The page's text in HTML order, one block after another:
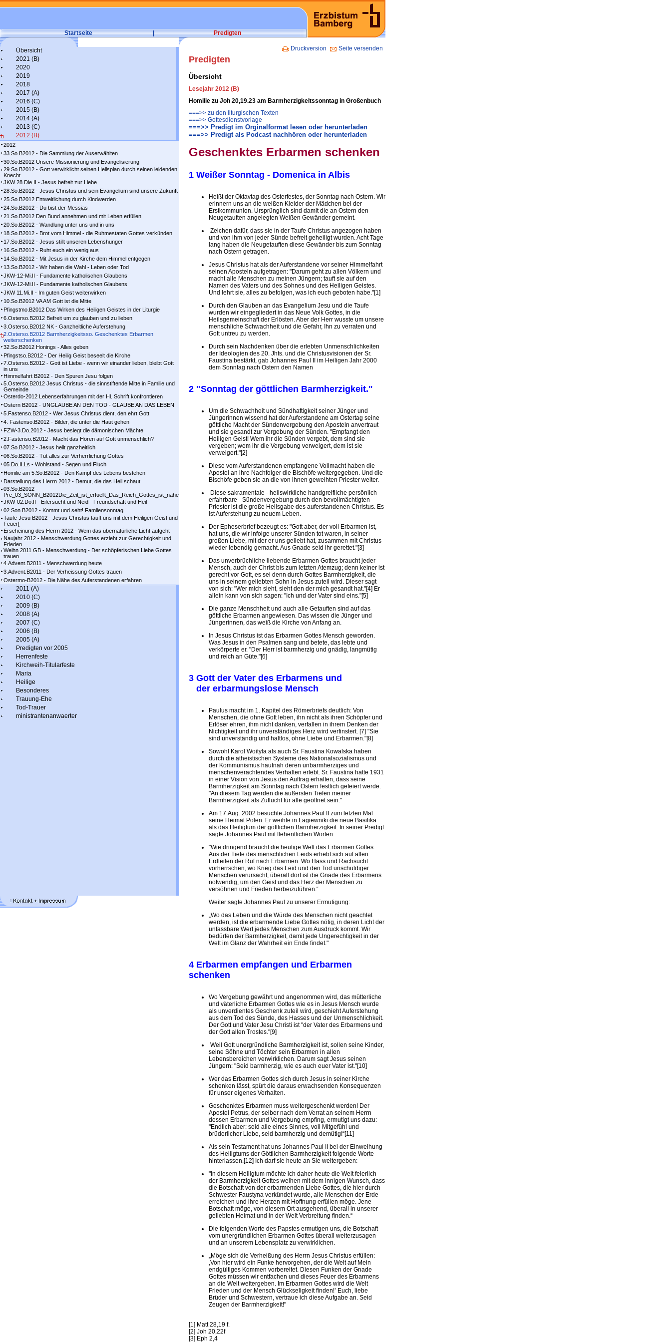
Startseite | Predigten
Übersicht
2021 (B)
2020
2019
2018
2017 (A)
2016 (C)
2015 (B)
2014 (A)
2013 (C)
2012 (B)
2012
33.So.B2012 - Die Sammlung der Auserwählten
30.So.B2012 Unsere Missionierung und Evangelisierung
29.So.B2012 - Gott verwirklicht seinen Heilsplan durch seinen leidenden
Knecht
JKW 28.Die II - Jesus befreit zur Liebe
28.So.B2012 - Jesus Christus und sein Evangelium sind unsere Zukunft
25.So.B2012 Entweltlichung durch Kindwerden
24.So.B2012 - Du bist der Messias
21.So.B2012 Den Bund annehmen und mit Leben erfüllen
20.So.B2012 - Wandlung unter uns und in uns
18.So.B2012 - Brot vom Himmel - die Ruhmestaten Gottes verkünden
17.So.B2012 - Jesus stillt unseren Lebenshunger
16.So.B2012 - Ruht euch ein wenig aus
14.So.B2012 - Mit Jesus in der Kirche dem Himmel entgegen
13.So.B2012 - Wir haben die Wahl - Leben oder Tod
JKW-12-Mi.II - Fundamente katholischen Glaubens
JKW-12-Mi.II - Fundamente katholischen Glaubens
JKW 11.Mi.II - Im guten Geist weiterwirken
10.So.B2012 VA AM Gott ist die Mitte
Pfingstmo.B2012 Das Wirken des Heiligen Geistes in der Liturgie
6.Osterso.B2012 Befreit um zu glauben und zu lieben
3.Osterso.B2012 NK - Ganzheitliche Auferstehung
2.Osterso.B2012 Barmherzigkeitsso. Geschenktes Erbarmen
weiterschenken
32.So.B2012 Honings - Alles geben
Pfingstso.B2012 - Der Heilig Geist beseelt die Kirche
7.Osterso.B2012 - Gott ist Liebe - wenn wir einander lieben, bleibt Gott
in uns
Himmelfahrt B2012 - Den Spuren Jesu folgen
5.Osterso.B2012 Jesus Christus - die sinnstiftende Mitte in Familie und
Gemeinde
Osterdo-2012 Lebenserfahrungen mit der Hl. Schrift konfrontieren
Ostern B2012 - UNGLAUBE AN DEN TOD - GLAUBE AN DAS LEBEN
5.Fastenso.B2012 - Wer Jesus Christus dient, den ehrt Gott
4. Fastenso.B2012 - Bilder, die unter die Haut gehen
FZW-3.Do.2012 - Jesus besiegt die dämonischen Mächte
2.Fastenso.B2012 - Macht das Hören auf Gott unmenschlich?
07.So.B2012 - Jesus heilt ganzheitlich
06.So.B2012 - Tut alles zur Verherrlichung Gottes
05.Do.II.Ls - Wohlstand - Segen und Fluch
Homilie am 5.So.B2012 - Den Kampf des Lebens bestehen
Darstellung des Herrn 2012 - Demut, die das Heil schaut
03.So.B2012 -
Pre_03_SONN_B2012Die_Zeit_ist_erfuellt_Das_Reich_Gottes_ist_nahe
JKW-02.Do.II - Eifersucht und Neid - Freundschaft und Heil
02.Son.B2012 - Kommt und seht! Famiiensonntag
Taufe Jesu B2012 - Jesus Christus tauft uns mit dem Heiligen Geist und
Feuer[
Erscheinung des Herrn 2012 - Wem das übernatürliche Licht aufgeht
Naujahr 2012 - Menschwerdung Gottes erzieht zur Gerechtigkeit und
Frieden
Weihn 2011 GB - Menschwerdung - Der schöpferischen Liebe Gottes
trauen
4.Advent.B2011 - Menschwerdung heute
3.Advent.B2011 - Der Verheissung Gottes trauen
Ostermo-B2012 - Die Nähe des Auferstandenen erfahren
2011 (A)
2010 (C)
2009 (B)
2008 (A)
2007 (C)
2006 (B)
2005 (A)
Predigten vor 2005
Herrenfeste
Kirchweih-Titularfeste
Maria
Heilige
Besonderes
Trauung-Ehe
Tod-Trauer
ministrantenanwaerter
Druckversion Seite versenden
Predigten
Übersicht
Lesejahr 2012 (B)
Homilie zu Joh 20,19.23 am Barmherzigkeitssonntag in Großenbuch
===>> zu den liturgischen Texten
===>> Gottesdienstvorlage
===>> Predigt im Orginalformat lesen oder herunterladen
===>> Predigt als Podcast nachhören oder herunterladen
Geschenktes Erbarmen schenken
1 Weißer Sonntag - Domenica in Albis
Heißt der Oktavtag des Osterfestes, der Sonntag nach Ostern. Wir
erinnern uns an die weißen Kleider der Mädchen bei der
Erstkommunion. Ursprünglich sind damit die an Ostern den
Neugetauften angelegten Weißen Gewänder gemeint.
Zeichen dafür, dass sie in der Taufe Christus angezogen haben
und von ihm von jeder Sünde befreit geheiligt wurden. Acht Tage
lang haben die Neugetauften diese Gewänder bis zum Sonntag
nach Ostern getragen.
Jesus Christus hat als der Auferstandene vor seiner Himmelfahrt
seinen Aposteln aufgetragen: "Darum geht zu allen Völkern und
macht alle Menschen zu meinen Jüngern; tauft sie auf den
Namen des Vaters und des Sohnes und des Heiligen Geistes.
Und lehrt sie, alles zu befolgen, was ich euch geboten habe."[1]
Durch den Glauben an das Evangelium Jesu und die Taufe
wurden wir eingegliedert in das Neue Volk Gottes, in die
Heilsgemeinschaft der Erlösten. Aber der Herr wusste um unsere
menschliche Schwachheit und die Gefahr, Ihn zu verraten und
Gott untreu zu werden.
Durch sein Nachdenken über die erlebten Unmenschlichkeiten
der Ideologien des 20. Jhts. und die Christusvisionen der Sr.
Faustina bestärkt, gab Johannes Paul II im Heiligen Jahr 2000
dem Sonntag nach Ostern den Namen
2 "Sonntag der göttlichen Barmherzigkeit."
Um die Schwachheit und Sündhaftigkeit seiner Jünger und
Jüngerinnen wissend hat der Auferstandene am Ostertag seine
göttliche Macht der Sündenvergebung den Aposteln anvertraut
und sie gesandt zur Vergebung der Sünden. "Empfangt den
Heiligen Geist! Wem ihr die Sünden vergebt, dem sind sie
vergeben; wem ihr die Vergebung verweigert, dem ist sie
verweigert."[2]
Diese vom Auferstandenen empfangene Vollmacht haben die
Apostel an ihre Nachfolger die Bischöfe weitergegeben. Und die
Bischöfe geben sie an die von ihnen geweihten Priester weiter.
Diese sakramentale - heilswirkliche handgreifliche persönlich
erfahrbare - Sündenvergebung durch den bevollmächtigten
Priester ist die große Heilsgabe des auferstandenen Christus. Es
ist Auferstehung zu neuem Leben.
Der Epheserbrief bezeugt es: "Gott aber, der voll Erbarmen ist,
hat uns, die wir infolge unserer Sünden tot waren, in seiner
großen Liebe, mit der er uns geliebt hat, zusammen mit Christus
wieder lebendig gemacht. Aus Gnade seid ihr gerettet."[3]
Das unverbrüchliche liebende Erbarmen Gottes braucht jeder
Mensch, auch der Christ bis zum letzten Atemzug; denn keiner ist
gerecht vor Gott, es sei denn durch Gottes Barmherzigkeit, die
uns in seinem geliebten Sohn in Jesus zuteil wird. Dieser sagt
von sich: "Wer mich sieht, sieht den der mich gesandt hat."[4] Er
allein kann von sich sagen: "Ich und der Vater sind eins."[5]
Die ganze Menschheit und auch alle Getauften sind auf das
göttliche Erbarmen angewiesen. Das wissen die Jünger und
Jüngerinnen, das weiß die Kirche von Anfang an.
In Jesus Christus ist das Erbarmen Gottes Mensch geworden.
Was Jesus in den Psalmen sang und betete, das lebte und
verkörperte er. "Der Herr ist barmherzig und gnädig, langmütig
und reich an Güte."[6]
3 Gott der Vater des Erbarmens und
der erbarmungslose Mensch
Paulus macht im 1. Kapitel des Römerbriefs deutlich: Von
Menschen, die ohne Gott leben, ihn nicht als ihren Schöpfer und
Erlöser ehren, ihm nicht danken, verfallen in ihrem Denken der
Nichtigkeit und ihr unverständiges Herz wird verfinstert. [7] "Sie
sind unverständig und haltlos, ohne Liebe und Erbarmen."[8]
Sowohl Karol Woityla als auch Sr. Faustina Kowalska haben
durch die atheistischen Systeme des Nationalsozialismus und
der Kommunismus hautnah deren unbarmherziges und
menschenverachtendes Verhalten erlebt. Sr. Faustina hatte 1931
in einer Vision von Jesus den Auftrag erhalten, dass seine
Barmherzigkeit am Sonntag nach Ostern festlich gefeiert werde.
"An diesem Tag werden die äußersten Tiefen meiner
Barmherzigkeit als Zuflucht für alle geöffnet sein."
Am 17.Aug. 2002 besuchte Johannes Paul II zum letzten Mal
seine Heimat Polen. Er weihte in Lagiewniki die neue Basilika
als das Heiligtum der göttlichen Barmherzigkeit. In seiner Predigt
sagte Johannes Paul mit flehentlichen Worten:
"Wie dringend braucht die heutige Welt das Erbarmen Gottes.
Aus der Tiefe des menschlichen Leids erhebt sich auf allen
Erdteilen der Ruf nach Erbarmen. Wo Hass und Rachsucht
vorherrschen, wo Krieg das Leid und den Tod unschuldiger
Menschen verursacht, überall dort ist die Gnade des Erbarmens
notwendig, um den Geist und das Herz der Menschen zu
versöhnen und Frieden herbeizuführen.“
Weiter sagte Johannes Paul zu unserer Ermutigung:
„Wo das Leben und die Würde des Menschen nicht geachtet
werden, ist die erbarmende Liebe Gottes nötig, in deren Licht der
unfassbare Wert jedes Menschen zum Ausdruck kommt. Wir
bedürfen der Barmherzigkeit, damit jede Ungerechtigkeit in der
Welt im Glanz der Wahrheit ein Ende findet."
4 Erbarmen empfangen und Erbarmen
schenken
Wo Vergebung gewährt und angenommen wird, das mütterliche
und väterliche Erbarmen Gottes wie es in Jesus Mensch wurde
als unverdientes Geschenk zuteil wird, geschieht Auferstehung
aus dem Tod des Sünde, des Hasses und der Unmenschlichkeit.
Der Gott und Vater Jesu Christi ist "der Vater des Erbarmens und
der Gott allen Trostes."[9]
Weil Gott unergründliche Barmherzigkeit ist, sollen seine Kinder,
seine Söhne und Töchter sein Erbarmen in allen
Lebensbereichen verwirklichen. Darum sagt Jesus seinen
Jüngern: "Seid barmherzig, wie es auch euer Vater ist."[10]
Wer das Erbarmen Gottes sich durch Jesus in seiner Kirche
schenken lässt, spürt die daraus erwachsenden Konsequenzen
für unser eigenes Verhalten.
Geschenktes Erbarmen muss weitergeschenkt werden! Der
Apostel Petrus, der selber nach dem Verrat an seinem Herrn
dessen Erbarmen und Vergebung empfing, ermutigt uns dazu:
"Endlich aber: seid alle eines Sinnes, voll Mitgefühl und
brüderlicher Liebe, seid barmherzig und demütig!“[11]
Als sein Testament hat uns Johannes Paul II bei der Einweihung
des Heiligtums der Göttlichen Barmherzigkeit folgende Worte
hinterlassen.[12] Ich darf sie heute an Sie weitergeben:
"In diesem Heiligtum möchte ich daher heute die Welt feierlich
der Barmherzigkeit Gottes weihen mit dem innigen Wunsch, dass
die Botschaft von der erbarmenden Liebe Gottes, die hier durch
Schwester Faustyna verkündet wurde, alle Menschen der Erde
erreichen und ihre Herzen mit Hoffnung erfüllen möge. Jene
Botschaft möge, von diesem Ort ausgehend, überall in unserer
geliebten Heimat und in der Welt Verbreitung finden.“
Die folgenden Worte des Papstes ermutigen uns, die Botschaft
vom unergründlichen Erbarmen Gottes überall weiterzusagen
und an unserem Lebensplatz zu verwirklichen.
„Möge sich die Verheißung des Herrn Jesus Christus erfüllen:
‚Von hier wird ein Funke hervorgehen, der die Welt auf Mein
endgültiges Kommen vorbereitet. Diesen Funken der Gnade
Gottes müssen wir entfachen und dieses Feuer des Erbarmens
an die Welt weitergeben. Im Erbarmen Gottes wird die Welt
Frieden und der Mensch Glückseligkeit finden!’ Euch, liebe
Brüder und Schwestern, vertraue ich diese Aufgabe an. Seid
Zeugen der Barmherzigkeit!"
[1] Matt 28,19 f.
[2] Joh 20,22f
[3] Eph 2,4